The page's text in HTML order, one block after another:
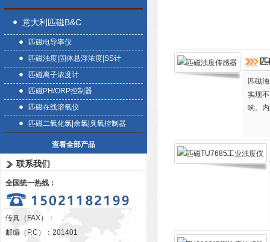
意大利匹磁B&C
匹磁电导率仪
匹磁浊度|固体悬浮浓度|SS计
匹磁离子浓度计
匹磁PH/ORP控制器
匹磁在线溶氧仪
匹磁二氧化氯|余氯|臭氧控制器
查看全部产品
联系我们
全国统一热线：
传真（FAX）：
邮编（P.C）：201401
匹磁
实现
响。